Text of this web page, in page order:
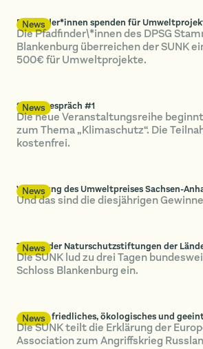
News
Pfadfinder*innen spenden für
Die Pfadfinder\*innen des DPSG
Blankenburg überreichen der SUNK
500€ für Umweltprojekte.
News
SUNK-Gespräch #1
Die neue Veranstaltungsreihe
zum Thema „Klimaschutz“. Die
kostenfrei.
News
Verleihung des Umweltpreises Sachsen-
Und das sind die diesjährigen
News
Treffen der Naturschutzstiftungen der
Die SUNK lud zu drei Tagen
Schloss Blankenburg ein.
News
„Für ein friedliches, ökologisches und
Die SUNK teilt die Erklärung der
Association zum Angriffskrieg